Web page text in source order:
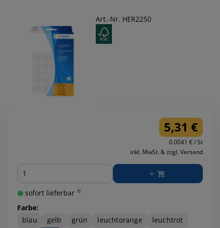
Art.-Nr. HER2250
5,31 €
0.0041 € / St
inkl. MwSt. & zzgl. Versand
Menge
sofort lieferbar ¹⁾
Farbe:
blau
gelb grün leuchtorange
leuchtrot